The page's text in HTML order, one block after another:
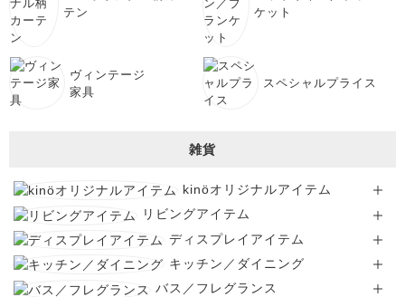
テン
ケット
ヴィンテージ
家具
スペシャルプライス
雑貨
kinöオリジナルアイテム
リビングアイテム
ディスプレイアイテム
キッチン／ダイニング
バス／フレグランス